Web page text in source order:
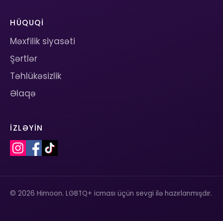
HÜQUQI
Məxfilik siyasəti
Şərtlər
Təhlükəsizlik
Əlaqə
İZLƏYIN
© 2026 Himoon. LGBTQ+ icması üçün sevgi ilə hazırlanmışdır.